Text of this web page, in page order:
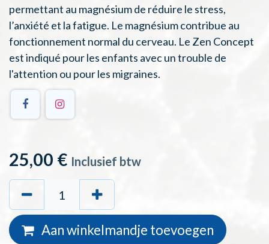
permettant au magnésium de réduire le stress,
l’anxiété et la fatigue. Le magnésium contribue au
fonctionnement normal du cerveau. Le Zen Concept
est indiqué pour les enfants avec un trouble de
l'attention ou pour les migraines.
25,00 € Inclusief btw
Aan winkelmandje toevoegen